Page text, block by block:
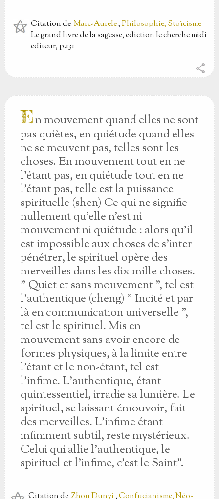
Citationde Marc-Aurèle,Philosophie, Stoïcisme
Le grand livre de la sagesse, ediction le cherche midi
editeur, p.131
share
En mouvement quand elles ne sont
pas quiètes, en quiétude quand elles
ne se meuvent pas, telles sont les
choses. En mouvement tout en ne
l'étant pas, en quiétude tout en ne
l'étant pas, telle est la puissance
spirituelle (shen) Ce qui ne signifie
nullement qu'elle n'est ni
mouvement ni quiétude : alors qu'il
est impossible aux choses de s'inter
pénétrer, le spirituel opère des
merveilles dans les dix mille choses.
" Quiet et sans mouvement ", tel est
l'authentique (cheng) " Incité et par
là en communication universelle ",
tel est le spirituel. Mis en
mouvement sans avoir encore de
formes physiques, à la limite entre
l'étant et le non-étant, tel est
l'infime. L'authentique, étant
quintessentiel, irradie sa lumière. Le
spirituel, se laissant émouvoir, fait
des merveilles. L'infime étant
infiniment subtil, reste mystérieux.
Celui qui allie l'authentique, le
spirituel et l'infime, c'est le Saint".
Citationde Zhou Dunyi,Confucianisme, Néo-